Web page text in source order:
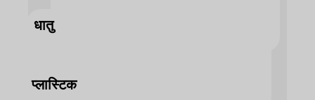
धातु
प्लास्टिक